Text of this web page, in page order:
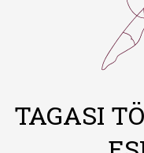
TAGASI